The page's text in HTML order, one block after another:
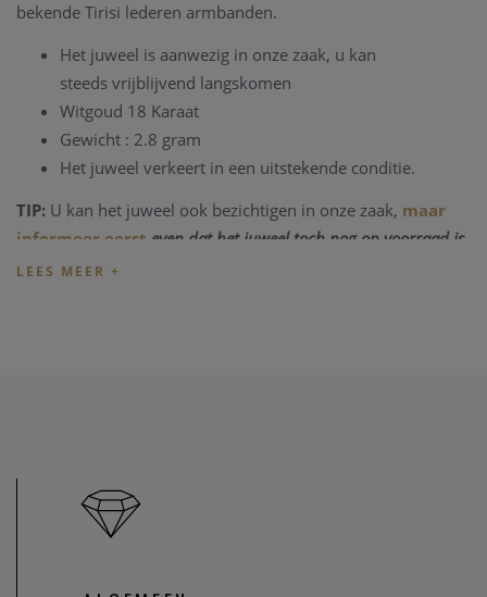
bekende Tirisi lederen armbanden.
Het juweel is aanwezig in onze zaak, u kan
steeds vrijblijvend langskomen
Witgoud 18 Karaat
Gewicht : 2.8 gram
Het juweel verkeert in een uitstekende conditie.
TIP: U kan het juweel ook bezichtigen in onze zaak, maar
informeer eerst even dat het juweel toch nog op voorraad is
en niet net verkocht is.